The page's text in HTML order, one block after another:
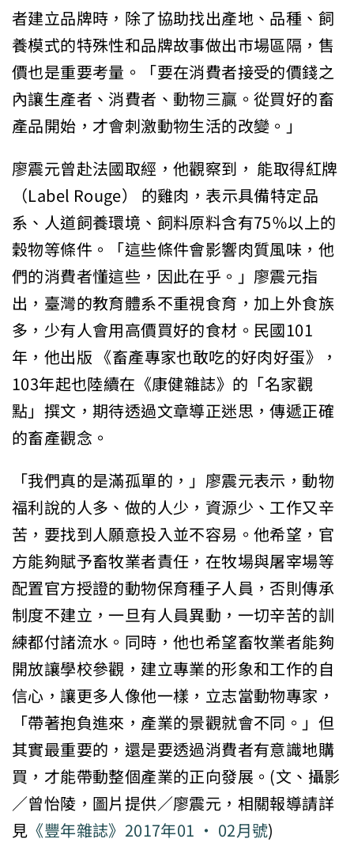
者建立品牌時，除了協助找出產地、品種、飼
養模式的特殊性和品牌故事做出市場區隔，售
價也是重要考量。「要在消費者接受的價錢之
內讓生產者、消費者、動物三贏。從買好的畜
產品開始，才會刺激動物生活的改變。」
廖震元曾赴法國取經，他觀察到， 能取得紅牌
（Label Rouge） 的雞肉，表示具備特定品
系、人道飼養環境、飼料原料含有75％以上的
穀物等條件。「這些條件會影響肉質風味，他
們的消費者懂這些，因此在乎。」廖震元指
出，臺灣的教育體系不重視食育，加上外食族
多，少有人會用高價買好的食材。民國101
年，他出版 《畜產專家也敢吃的好肉好蛋》，
103年起也陸續在《康健雜誌》的「名家觀
點」撰文，期待透過文章導正迷思，傳遞正確
的畜產觀念。
「我們真的是滿孤單的，」廖震元表示，動物
福利說的人多、做的人少，資源少、工作又辛
苦，要找到人願意投入並不容易。他希望，官
方能夠賦予畜牧業者責任，在牧場與屠宰場等
配置官方授證的動物保育種子人員，否則傳承
制度不建立，一旦有人員異動，一切辛苦的訓
練都付諸流水。同時，他也希望畜牧業者能夠
開放讓學校參觀，建立專業的形象和工作的自
信心，讓更多人像他一樣，立志當動物專家，
「帶著抱負進來，產業的景觀就會不同。」但
其實最重要的，還是要透過消費者有意識地購
買，才能帶動整個產業的正向發展。(文、攝影
／曾怡陵，圖片提供／廖震元，相關報導請詳
見《豐年雜誌》2017年01 · 02月號)